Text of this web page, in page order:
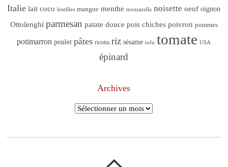
Italie lait coco lentilles mangue menthe mozzarella noisette oeuf oignon
Ottolenghi parmesan patate douce pois chiches poivron pommes
potimarron poulet pâtes ricotta riz sésame tofu tomate USA
épinard
Archives
Archives